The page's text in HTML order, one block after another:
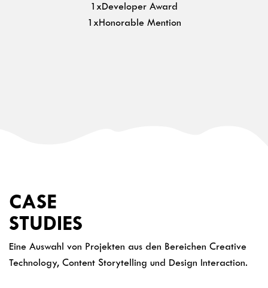
1xDeveloper Award
1xHonorable Mention
CASE
STUDIES
Eine Auswahl von Projekten aus den Bereichen Creative
Technology, Content Storytelling und Design Interaction.